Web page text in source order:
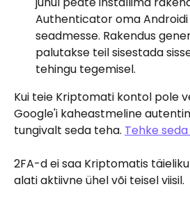
Authenticator oma Androidi
seadmesse. Rakendus
palutakse teil sisestada
tehingu tegemisel.
Kui teie Kriptomati kontol pole
Google'i kaheastmeline
tungivalt seda teha. Tehke seda
2FA-d ei saa Kriptomatis
alati aktiivne ühel või teisel viisil.